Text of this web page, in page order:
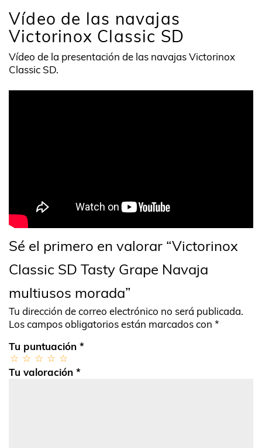
Vídeo de las navajas
Victorinox Classic SD
Vídeo de la presentación de las navajas Victorinox
Classic SD.
Sé el primero en valorar “Victorinox
Classic SD Tasty Grape Navaja
multiusos morada”
Tu dirección de correo electrónico no será publicada.
Los campos obligatorios están marcados con *
Tu puntuación *
Tu valoración *